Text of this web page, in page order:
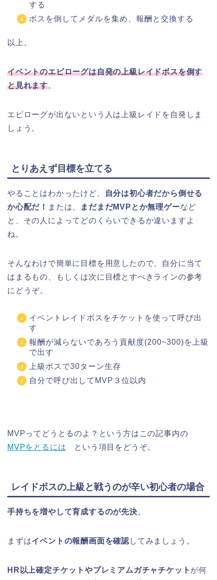
する
ボスを倒してメダルを集め、報酬と交換する
以上。
イベントのエピローグは自発の上級レイドボスを倒す
と見れます。
エピローグが出ないという人は上級レイドを自発しま
しょう。
とりあえず目標を立てる
やることはわかったけど、
自分は初心者だから倒せる
か心配だ！ または、 まだまだMVPとか無理ゲーなど
と、その人によってどのくらいできるか違いますよ
ね。
そんなわけで簡単に目標を用意したので、自分に当て
はまるもの、もしくは次に目標とすべきラインの参考
にどうぞ。
イベントレイドボスをチケットを使って呼び出
す
報酬が減らないであろう貢献度(200~300)を上級
で出す
上級ボスで30ターン生存
自分で呼び出してMVP３位以内
MVPってどうとるのよ？という方はこの記事内の
MVPをとるには という項目をどうぞ。
レイドボスの上級と戦うのが辛い初心者の場合
手持ちを増やして育成するのが先決。
まずはイベントの報酬画面を確認 してみましょう。
HR以上確定チケットやプレミアムガチャチケット が何